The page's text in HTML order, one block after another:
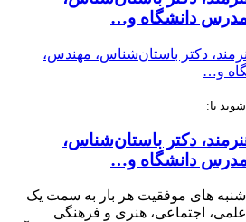
دانشگاه و…
با:
دکتر باستان‌شناس،
دانشگاه و…
شنبه های موفقیت هر بار به سمت یک
اجتماعی، هنری و فرهنگی